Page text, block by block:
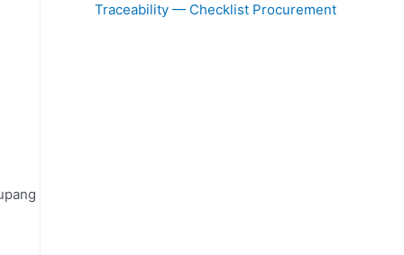
Traceability — Checklist Procurement